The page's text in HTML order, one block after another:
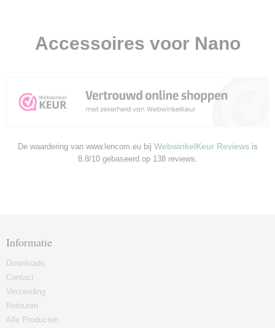
Accessoires voor Nano
De waardering van www.lencom.eu bij WebwinkelKeur Reviewsis
8.8/10 gebaseerd op 138 reviews.
Informatie
Downloads
Contact
Verzending
Retouren
Alle Producten